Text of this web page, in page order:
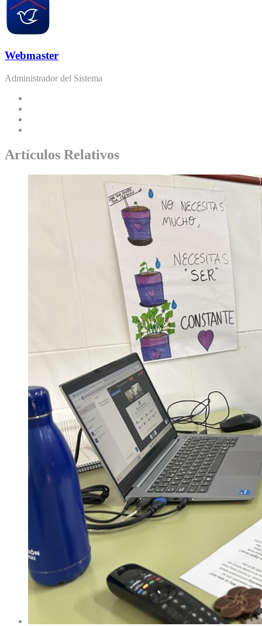
Webmaster
Administrador del Sistema
Artículos Relativos